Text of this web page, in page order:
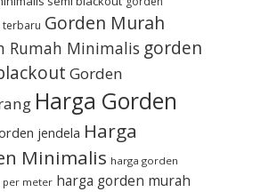
terbaru Gorden Murah
Rumah Minimalis gorden
Gorden
Harga Gorden
jendela Harga
Minimalis harga gorden
per meter harga gorden murah